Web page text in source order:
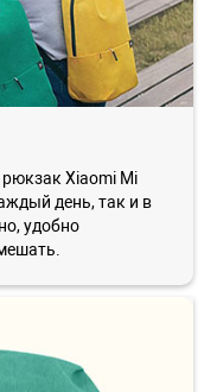
Xiaomi Mi
день, так и в
удобно